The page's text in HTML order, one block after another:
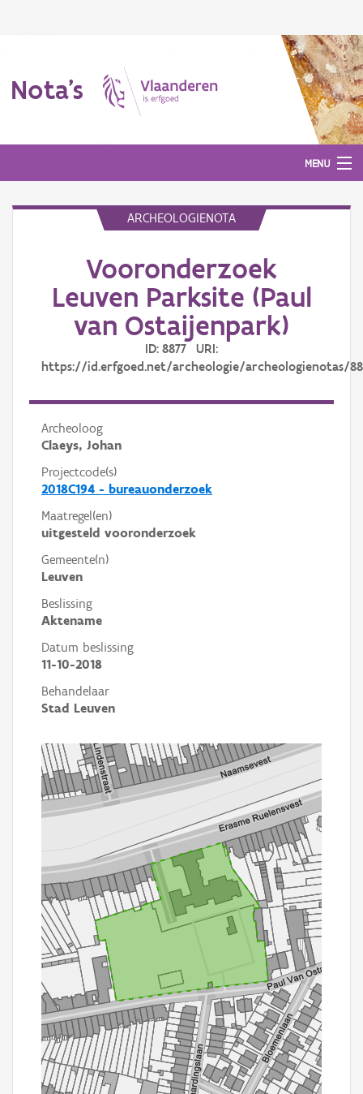
Nota's
MENU
ARCHEOLOGIENOTA
Vooronderzoek
Leuven Parksite (Paul
van Ostaijenpark)
ID: 8877 URI:
https://id.erfgoed.net/archeologie/archeologienotas/
Archeoloog
Claeys, Johan
Projectcode(s)
2018C194 - bureauonderzoek
Maatregel(en)
uitgesteld vooronderzoek
Gemeente(n)
Leuven
Beslissing
Aktename
Datum beslissing
11-10-2018
Behandelaar
Stad Leuven